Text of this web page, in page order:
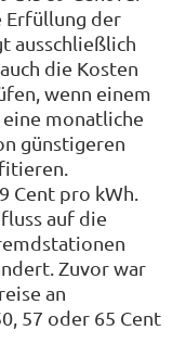
Erfüllung der
ausschließlich
die Kosten
wenn einem
monatliche
günstigeren
Cent pro kWh.
auf die
Zuvor war
an
57 oder 65 Cent